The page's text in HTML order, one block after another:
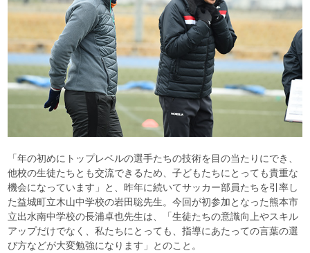
「年の初めにトップレベルの選手たちの技術を目の当たりにでき、
他校の生徒たちとも交流できるため、子どもたちにとっても貴重な
機会になっています」と、昨年に続いてサッカー部員たちを引率し
た益城町立木山中学校の岩田聡先生。今回が初参加となった熊本市
立出水南中学校の長浦卓也先生は、「生徒たちの意識向上やスキル
アップだけでなく、私たちにとっても、指導にあたっての言葉の選
び方などが大変勉強になります」とのこと。